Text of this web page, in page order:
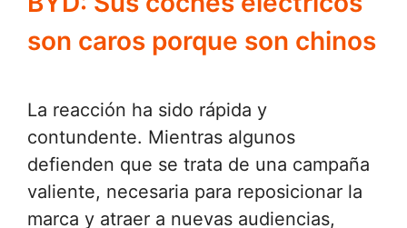
son caros porque son chinos
La reacción ha sido rápida y
contundente. Mientras algunos
defienden que se trata de una campaña
valiente, necesaria para reposicionar la
marca y atraer a nuevas audiencias,